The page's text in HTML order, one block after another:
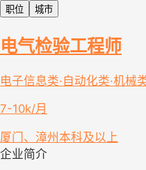
职位 城市
电气检验工程师
电子信息类·自动化类·机械
7-10k/月
厦门、漳州 本科及以上
企业简介